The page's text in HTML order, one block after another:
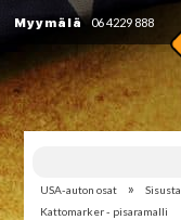
Myymälä 06 4229 888
USA-auton osat » Sisusta
Kattomarker - pisaramalli